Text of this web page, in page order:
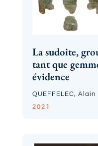
La sudoite,
tant que
évidence
QUEFFELEC, Alain
2021